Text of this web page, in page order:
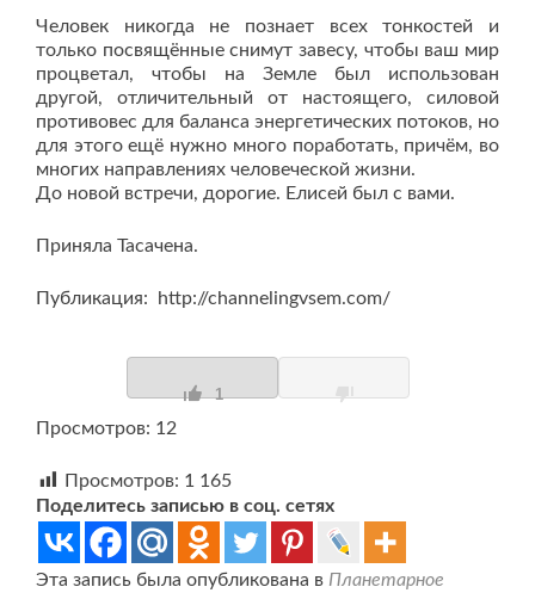
Человек никогда не познает всех тонкостей и
только посвящённые снимут завесу, чтобы ваш мир
процветал, чтобы на Земле был использован
другой, отличительный от настоящего, силовой
противовес для баланса энергетических потоков, но
для этого ещё нужно много поработать, причём, во
многих направлениях человеческой жизни.
До новой встречи, дорогие. Елисей был с вами.
Приняла Тасачена.
Публикация: http://channelingvsem.com/
1
Просмотров: 12
Просмотров: 1 165
Поделитесь записью в соц. сетях
Эта запись была опубликована в Планетарное